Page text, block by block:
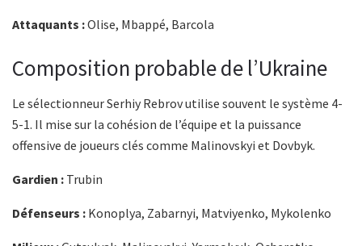
Attaquants :Olise, Mbappé, Barcola
Composition probable de l’Ukraine
Le sélectionneur Serhiy Rebrov utilise souvent le système 4-
5-1. Il mise sur la cohésion de l’équipe et la puissance
offensive de joueurs clés comme Malinovskyi et Dovbyk.
Gardien : Trubin
Défenseurs : Konoplya, Zabarnyi, Matviyenko, Mykolenko